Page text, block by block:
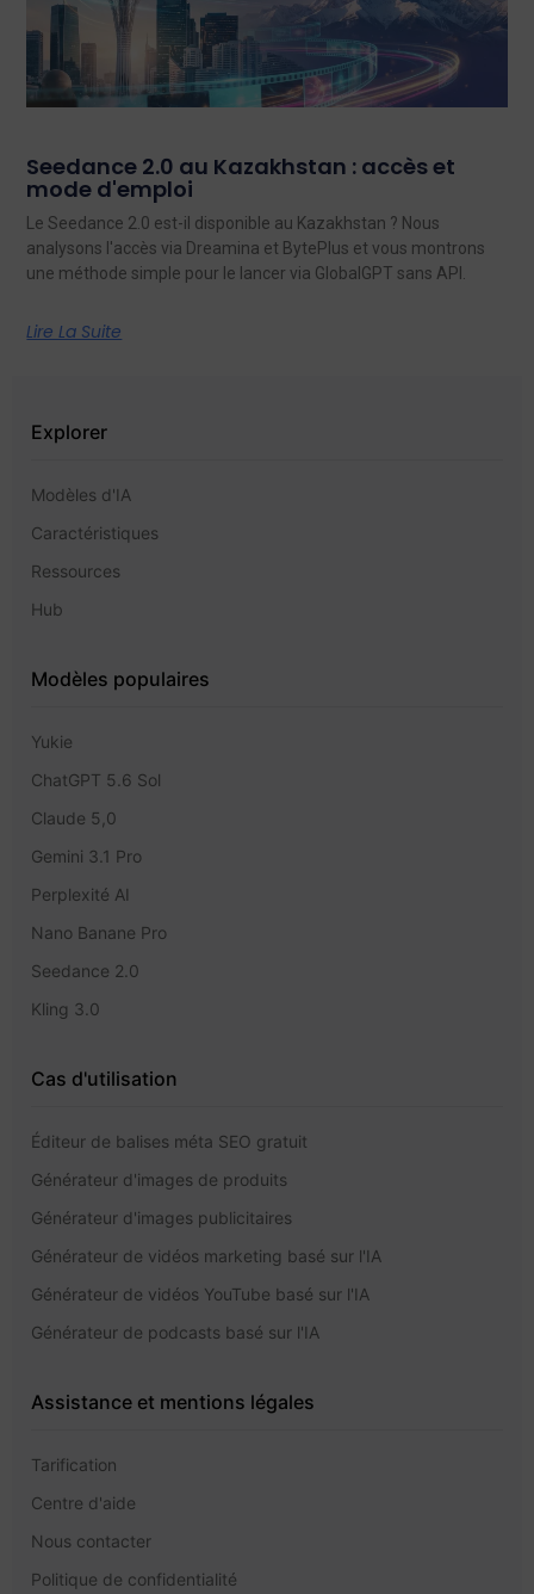
Seedance 2.0 au Kazakhstan : accès et
mode d'emploi
Le Seedance 2.0 est-il disponible au Kazakhstan ? Nous
analysons l'accès via Dreamina et BytePlus et vous montrons
une méthode simple pour le lancer via GlobalGPT sans API.
Lire La Suite
Explorer
Modèles d'IA
Caractéristiques
Ressources
Hub
Modèles populaires
Yukie
ChatGPT 5.6 Sol
Claude 5,0
Gemini 3.1 Pro
Perplexité AI
Nano Banane Pro
Seedance 2.0
Kling 3.0
Cas d'utilisation
Éditeur de balises méta SEO gratuit
Générateur d'images de produits
Générateur d'images publicitaires
Générateur de vidéos marketing basé sur l'IA
Générateur de vidéos YouTube basé sur l'IA
Générateur de podcasts basé sur l'IA
Assistance et mentions légales
Tarification
Centre d'aide
Nous contacter
Politique de confidentialité